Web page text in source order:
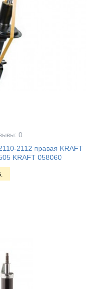
0
2112 правая KRAFT
KRAFT 058060